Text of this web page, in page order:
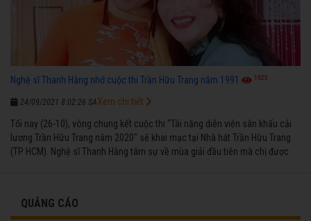
Nghệ sĩ Thanh Hằng nhớ cuộc thi Trần Hữu Trang năm 1991 1925
24/09/2021 8:02:26 SA
Tối nay (26-10), vòng chung kết cuộc thi "Tài năng diễn viên sân khấu cải
lương Trần Hữu Trang năm 2020" sẽ khai mạc tại Nhà hát Trần Hữu Trang
(TP HCM). Nghệ sĩ Thanh Hằng tâm sự về mùa giải đầu tiên mà chị được
Xem chi tiết
QUẢNG CÁO